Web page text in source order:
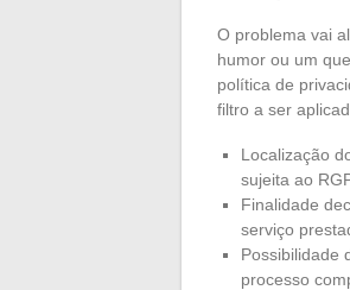
O problema vai
humor ou um
política de
filtro a ser
Localização
sujeita ao
Finalidade
serviço
Possibilidade
processo